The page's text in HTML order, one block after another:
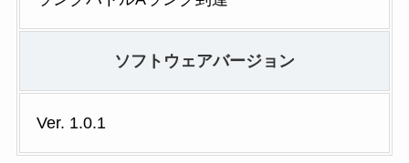
ソフトウェアバージョン
Ver. 1.0.1